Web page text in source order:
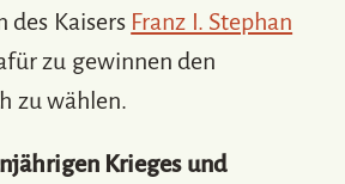
des Kaisers Franz I. Stephan
zu gewinnen den
zu wählen.
Krieges und